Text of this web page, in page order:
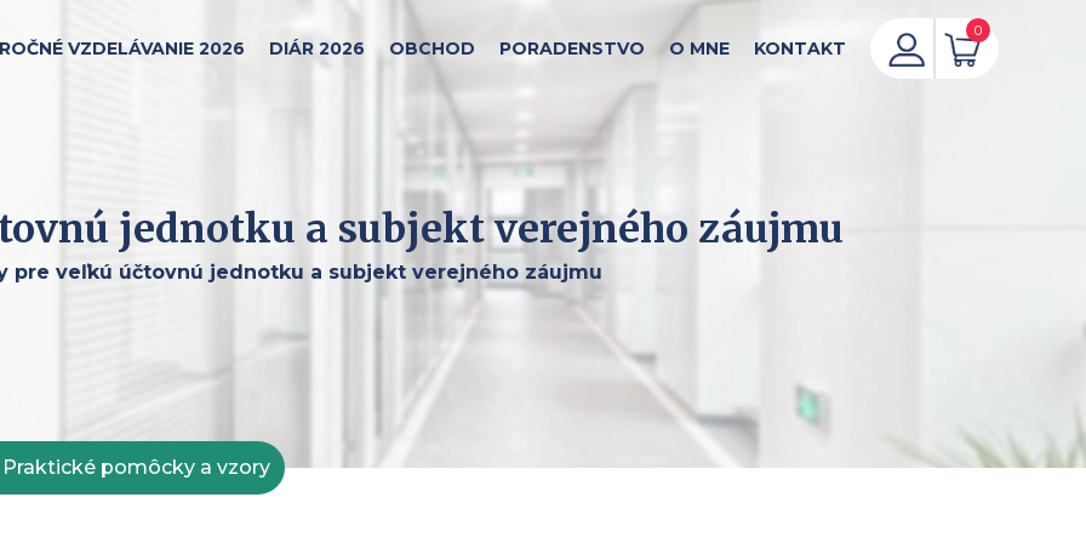
ROČNÉ VZDELÁVANIE 2026 DIÁR 2026 OBCHOD PORADENSTVO O MNE KONTAKT
0
jednotku a subjekt verejného záujmu
pre veľkú účtovnú jednotku a subjekt verejného záujmu
Praktické pomôcky a vzory